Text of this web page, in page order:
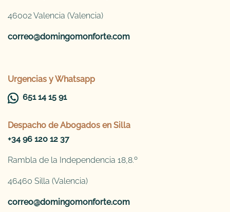
46002 Valencia (Valencia)
correo@domingomonforte.com
Urgencias y Whatsapp
651 14 15 91
Despacho de Abogados en Silla
+34 96 120 12 37
Rambla de la Independencia 18,8.º
46460 Silla (Valencia)
correo@domingomonforte.com